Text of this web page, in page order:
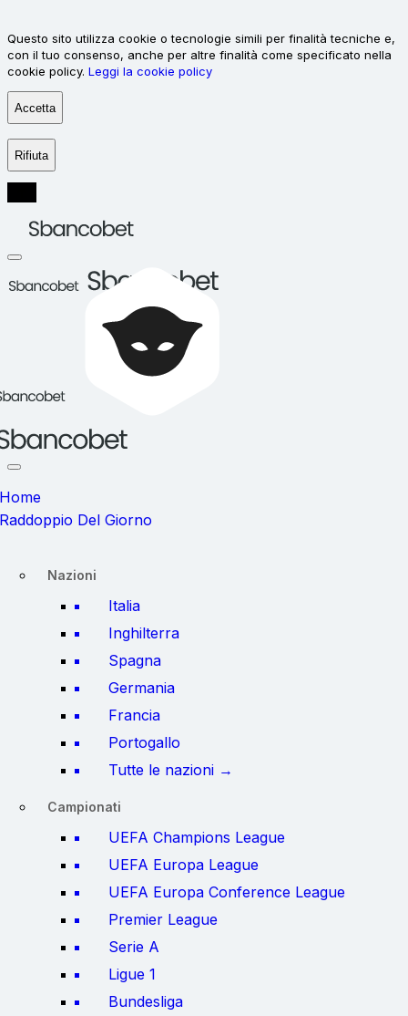
Questo sito utilizza cookie o tecnologie simili per finalità tecniche e,
con il tuo consenso, anche per altre finalità come specificato nella
cookie policy. Leggi la cookie policy
Accetta
Rifiuta
Home
Raddoppio Del Giorno
Nazioni
Italia
Inghilterra
Spagna
Germania
Francia
Portogallo
Tutte le nazioni →
Campionati
UEFA Champions League
UEFA Europa League
UEFA Europa Conference League
Premier League
Serie A
Ligue 1
Bundesliga